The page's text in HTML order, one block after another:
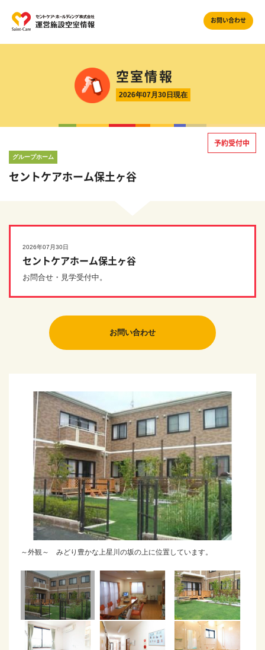
お問い合わせ
空室情報
2026年07月30日現在
グループホーム
セントケアホーム保土ヶ谷
予約受付中
2026年07月30日
セントケアホーム保土ヶ谷
お問合せ・見学受付中。
お問い合わせ
～外観～ みどり豊かな上星川の坂の上に位置しています。